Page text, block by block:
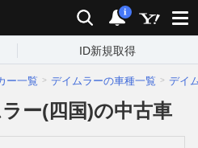
検索 通知
i
ID新規取得
ー一覧 デイムラーの車種一覧 デイ
ー(四国)の中古車